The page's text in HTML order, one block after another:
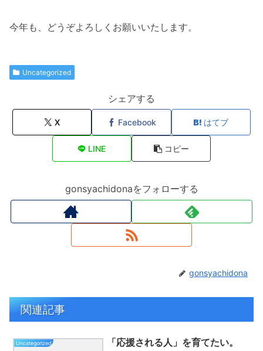
今年も、どうぞよろしくお願いいたします。
Uncategorized
シェアする
X Facebook はてブ
LINE コピー
gonsyachidonaをフォローする
gonsyachidona
関連記事
Uncategorized 「応援される人」を育てたい。